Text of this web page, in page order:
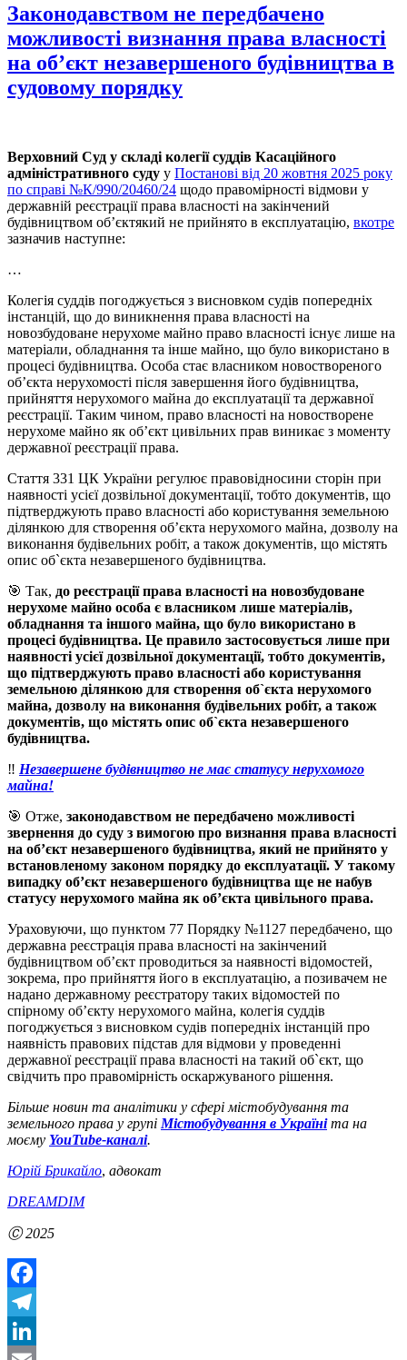
Законодавством не передбачено
можливості визнання права власності
на об’єкт незавершеного будівництва в
судовому порядку
Верховний Суд у складі колегії суддів Касаційного
адміністративного суду у Постанові від 20 жовтня 2025 року
по справі №К/990/20460/24 щодо правомірності відмови у
державній реєстрації права власності на закінчений
будівництвом об’єктякий не прийнято в експлуатацію, вкотре
зазначив наступне:
…
Колегія суддів погоджується з висновком судів попередніх
інстанцій, що до виникнення права власності на
новозбудоване нерухоме майно право власності існує лише на
матеріали, обладнання та інше майно, що було використано в
процесі будівництва. Особа стає власником новоствореного
об’єкта нерухомості після завершення його будівництва,
прийняття нерухомого майна до експлуатації та державної
реєстрації. Таким чином, право власності на новостворене
нерухоме майно як об’єкт цивільних прав виникає з моменту
державної реєстрації права.
Стаття 331 ЦК України регулює правовідносини сторін при
наявності усієї дозвільної документації, тобто документів, що
підтверджують право власності або користування земельною
ділянкою для створення об’єкта нерухомого майна, дозволу на
виконання будівельних робіт, а також документів, що містять
опис об`єкта незавершеного будівництва.
🎯 Так, до реєстрації права власності на новозбудоване
нерухоме майно особа є власником лише матеріалів,
обладнання та іншого майна, що було використано в
процесі будівництва. Це правило застосовується лише при
наявності усієї дозвільної документації, тобто документів,
що підтверджують право власності або користування
земельною ділянкою для створення об`єкта нерухомого
майна, дозволу на виконання будівельних робіт, а також
документів, що містять опис об`єкта незавершеного
будівництва.
‼️ Незавершене будівництво не має статусу нерухомого
майна!
🎯 Отже, законодавством не передбачено можливості
звернення до суду з вимогою про визнання права власності
на об’єкт незавершеного будівництва, який не прийнято у
встановленому законом порядку до експлуатації. У такому
випадку об’єкт незавершеного будівництва ще не набув
статусу нерухомого майна як об’єкта цивільного права.
Ураховуючи, що пунктом 77 Порядку №1127 передбачено, що
державна реєстрація права власності на закінчений
будівництвом об’єкт проводиться за наявності відомостей,
зокрема, про прийняття його в експлуатацію, а позивачем не
надано державному реєстратору таких відомостей по
спірному об’єкту нерухомого майна, колегія суддів
погоджується з висновком судів попередніх інстанцій про
наявність правових підстав для відмови у проведенні
державної реєстрації права власності на такий об`єкт, що
свідчить про правомірність оскаржуваного рішення.
Більше новин та аналітики у сфері містобудування та
земельного права у групі Містобудування в Україніта на
моєму YouTube-каналі.
Юрій Брикайло, адвокат
DREAMDIM
Ⓒ 2025
Facebook
Telegram